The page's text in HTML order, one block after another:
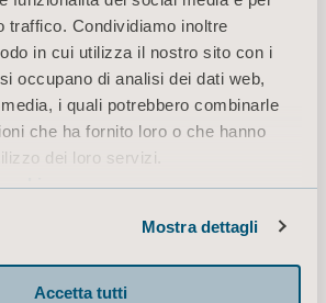
traffico. Condividiamo inoltre
in cui utilizza il nostro sito con i
occupano di analisi dei dati web,
i quali potrebbero combinarle
che ha fornito loro o che hanno
dei loro servizi.
Mostra dettagli
Accetta tutti
Scheda delle specifiche del prodotto
DOWNLOAD
Flex Instructions for use
Istruzioni per l'uso (IFU)